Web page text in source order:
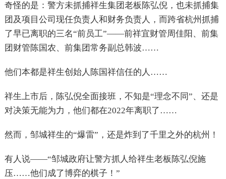
奇怪的是：警方未抓捕祥生集团老板陈弘倪，也未抓捕集
团及项目公司现任负责人和财务负责人，而跨省杭州抓捕
了早已离职的三名“前员工”——前祥宜财管周佳阳、前集
团财管陈国农、前集团常务副总韩波……
他们本都是祥生创始人陈国祥信任的人……
祥生上市后，陈弘倪全面接班，不知是“理念不同”、还是
对决策无能为力，他们都在2022年离职了……
然而，邹城祥生的“爆雷”，还是炸到了千里之外的杭州！
有人说——“邹城政府让警方抓人给祥生老板陈弘倪施
压……他们成了博弈的棋子！”